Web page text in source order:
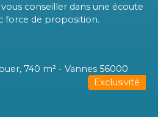
conseiller dans une écoute
force de proposition.
Exclusivité